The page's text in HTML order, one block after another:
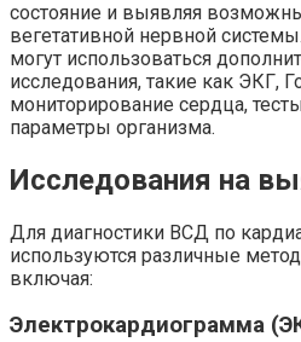
состояние и выявляя
вегетативной нервной
могут использоваться
исследования, такие как ЭКГ,
мониторирование сердца,
параметры организма.
Исследования на
Для диагностики ВСД по
используются различные
включая:
Электрокардиограмма